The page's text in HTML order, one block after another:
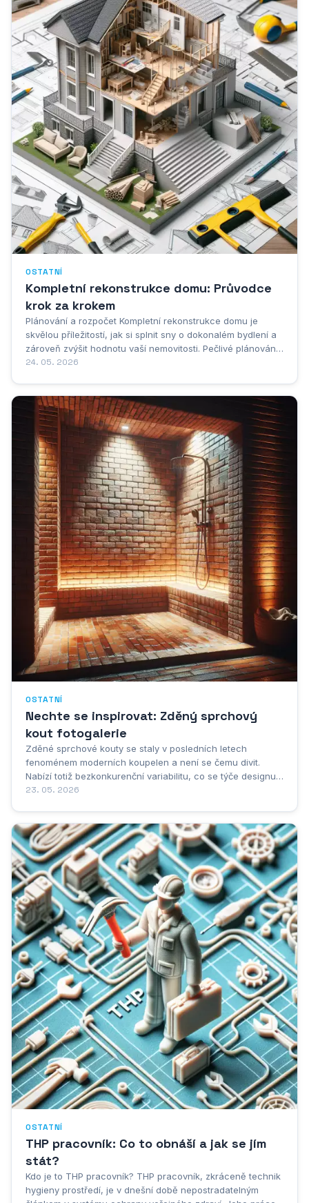
OSTATNÍ
Kompletní rekonstrukce domu: Průvodce
krok za krokem
Plánování a rozpočet Kompletní rekonstrukce domu je
skvělou příležitostí, jak si splnit sny o dokonalém bydlení a
zároveň zvýšit hodnotu vaší nemovitosti. Pečlivé plánování
a stanovení realistického rozpočtu jsou klíčem k úspěšné
24. 05. 2026
OSTATNÍ
Nechte se inspirovat: Zděný sprchový
kout fotogalerie
Zděné sprchové kouty se staly v posledních letech
fenoménem moderních koupelen a není se čemu divit.
Nabízí totiž bezkonkurenční variabilitu, co se týče designu,
materiálů a rozměrů. Zapomeňte na unifikované plastové
23. 05. 2026
OSTATNÍ
THP pracovník: Co to obnáší a jak se jím
stát?
Kdo je to THP pracovník? THP pracovník, zkráceně technik
hygieny prostředí, je v dnešní době nepostradatelným